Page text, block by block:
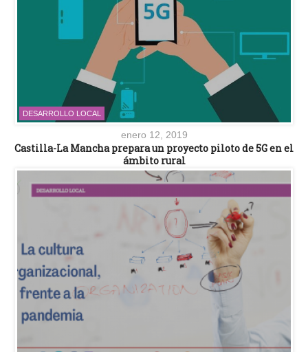
DESARROLLO LOCAL
enero 12, 2019
Castilla-La Mancha prepara un proyecto piloto de 5G en el
ámbito rural